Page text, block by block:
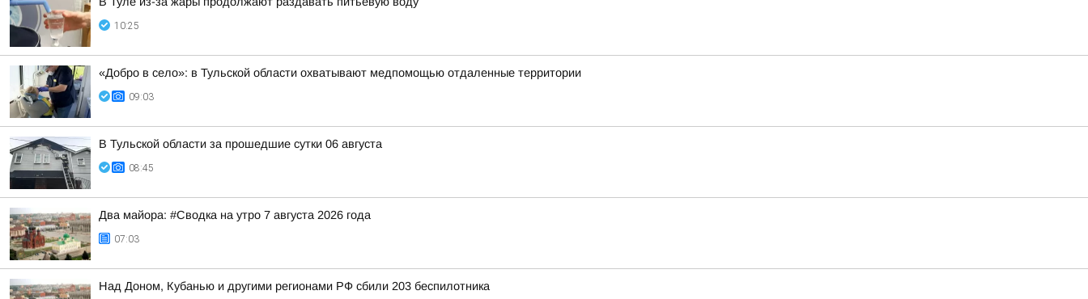
10:25
«Добро в село»: в Тульской области охватывают медпомощью отдаленные территории
09:03
В Тульской области за прошедшие сутки 06 августа
08:45
Два майора: #Сводка на утро 7 августа 2026 года
07:03
Над Доном, Кубанью и другими регионами РФ сбили 203 беспилотника